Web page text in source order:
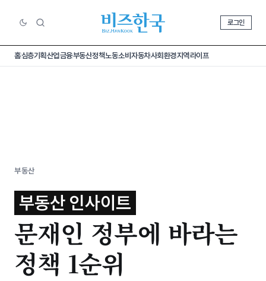
로그인
홈심층기획산업금융부동산정책노동소비 자동차사회환경지역라이프
부동산
부동산 인사이트
문재인 정부에 바라는
정책 1순위